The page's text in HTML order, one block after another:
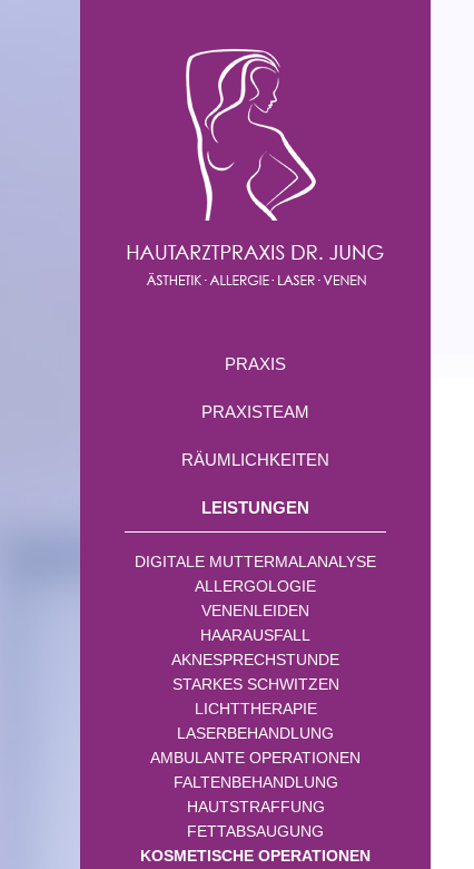
PRAXIS
PRAXISTEAM
RÄUMLICHKEITEN
LEISTUNGEN
DIGITALE MUTTERMALANALYSE
ALLERGOLOGIE
VENENLEIDEN
HAARAUSFALL
AKNESPRECHSTUNDE
STARKES SCHWITZEN
LICHTTHERAPIE
LASERBEHANDLUNG
AMBULANTE OPERATIONEN
FALTENBEHANDLUNG
HAUTSTRAFFUNG
FETTABSAUGUNG
KOSMETISCHE OPERATIONEN